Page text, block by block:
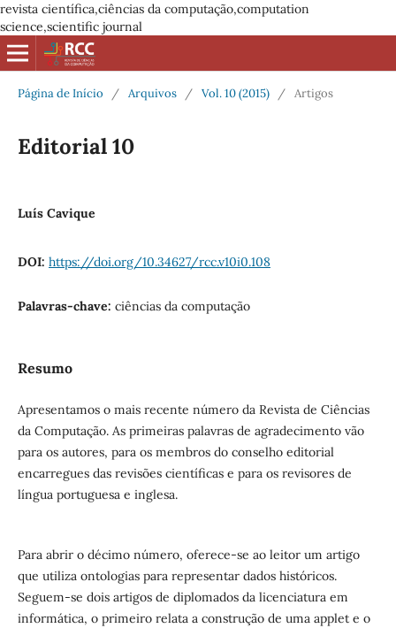
revista científica,ciências da computação,computation
science,scientific journal
Página de Início / Arquivos / Vol. 10 (2015) / Artigos
Editorial 10
Luís Cavique
DOI: https://doi.org/10.34627/rcc.v10i0.108
Palavras-chave: ciências da computação
Resumo
Apresentamos o mais recente número da Revista de Ciências
da Computação. As primeiras palavras de agradecimento vão
para os autores, para os membros do conselho editorial
encarregues das revisões científicas e para os revisores de
língua portuguesa e inglesa.
Para abrir o décimo número, oferece-se ao leitor um artigo
que utiliza ontologias para representar dados históricos.
Seguem-se dois artigos de diplomados da licenciatura em
informática, o primeiro relata a construção de uma applet e o